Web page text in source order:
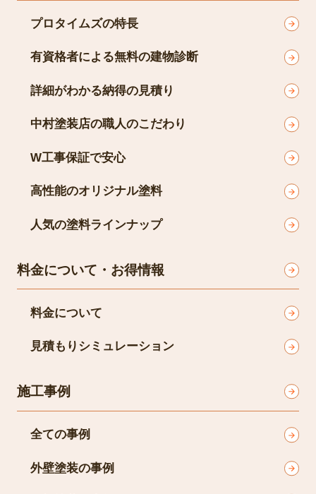
プロタイムズの特長
有資格者による無料の建物診断
詳細がわかる納得の見積り
中村塗装店の職人のこだわり
W工事保証で安心
高性能のオリジナル塗料
人気の塗料ラインナップ
料金について・お得情報
料金について
見積もりシミュレーション
施工事例
全ての事例
外壁塗装の事例